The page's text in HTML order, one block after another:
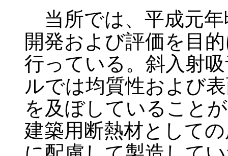
当所では、平成元年
開発および評価を目
行っている。斜入射
ルでは均質性および
を及ぼしていること
建築用断熱材として